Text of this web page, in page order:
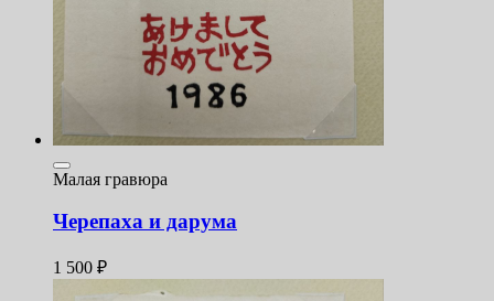
Малая гравюра
Черепаха и дарума
1 500 ₽